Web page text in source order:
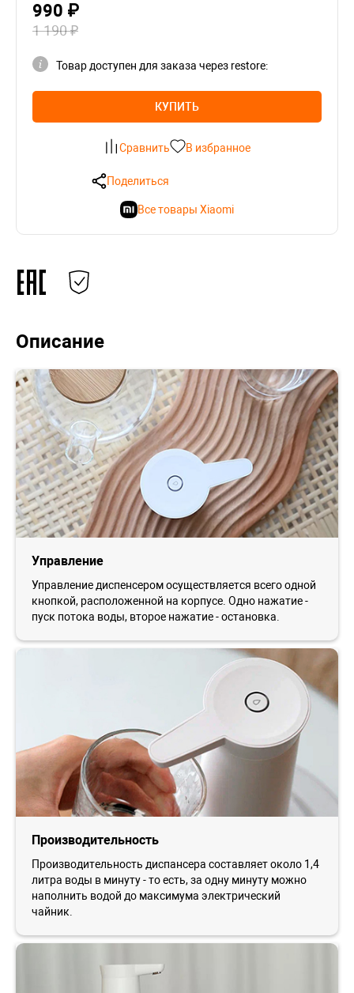
990 ₽
1 190 ₽
Товар доступен для заказа через restore:
КУПИТЬ
Сравнить В избранное
Поделиться
Все товары Xiaomi
Описание
Управление
Управление диспенсером осуществляется всего одной
кнопкой, расположенной на корпусе. Одно нажатие -
пуск потока воды, второе нажатие - остановка.
Производительность
Производительность диспансера составляет около 1,4
литра воды в минуту - то есть, за одну минуту можно
наполнить водой до максимума электрический
чайник.